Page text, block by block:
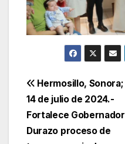
Navegación
de
entradas
Hermosillo, Sonora;
14 de julio de 2024.-
Fortalece Gobernador
Durazo proceso de